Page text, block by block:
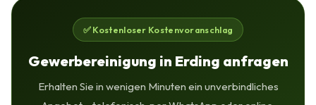
✅ Kostenloser Kostenvoranschlag
Gewerbereinigung in Erding anfragen
Erhalten Sie in wenigen Minuten ein unverbindliches